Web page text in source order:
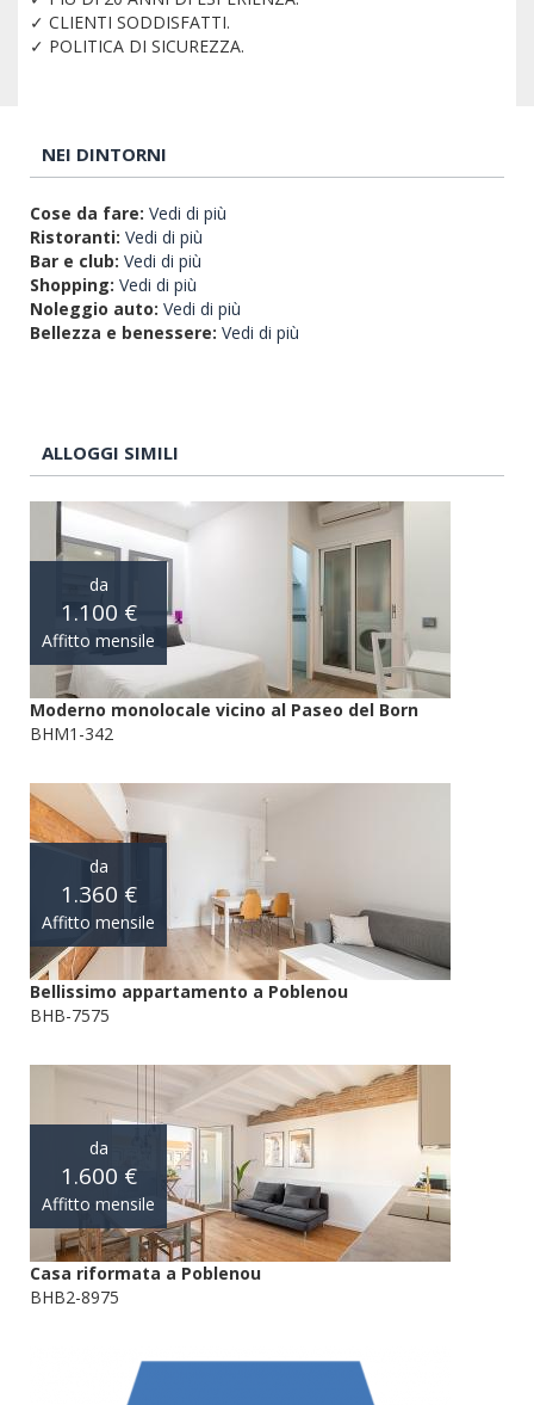
✓ CLIENTI SODDISFATTI.
✓ POLITICA DI SICUREZZA.
NEI DINTORNI
Cose da fare: Vedi di più
Ristoranti: Vedi di più
Bar e club: Vedi di più
Shopping: Vedi di più
Noleggio auto: Vedi di più
Bellezza e benessere: Vedi di più
ALLOGGI SIMILI
da
1.100 €
Affitto mensile
Moderno monolocale vicino al Paseo del Born
BHM1-342
da
1.360 €
Affitto mensile
Bellissimo appartamento a Poblenou
BHB-7575
da
1.600 €
Affitto mensile
Casa riformata a Poblenou
BHB2-8975